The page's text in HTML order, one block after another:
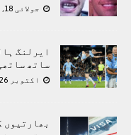
جولائی 18, 2022
ایرلنگ
ساتھ
اکتوبر 26, 2024
بھارتیوں